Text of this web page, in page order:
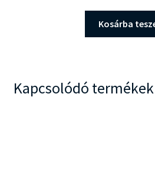
Kosárba
Kapcsolódó termékek